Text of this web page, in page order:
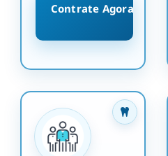
Contrate Agora